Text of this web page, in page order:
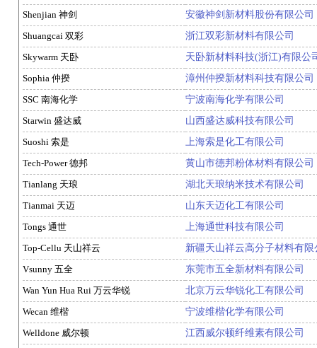
Shenjian 神剑
安徽神剑新材料股份有限公司
Shuangcai 双彩
浙江双彩新材料有限公司
Skywarm 天卧
天卧新材料科技(浙江)有限公
Sophia 仲揆
漳州仲揆新材料科技有限公司
SSC 南海化学
宁波南海化学有限公司
Starwin 盛达威
山西盛达威科技有限公司
Suoshi 索是
上海索是化工有限公司
Tech-Power 德邦
黄山市德邦粉体材料有限公司
Tianlang 天琅
湖北天琅纳米技术有限公司
Tianmai 天迈
山东天迈化工有限公司
Tongs 通世
上海通世科技有限公司
Top-Cellu 天山祥云
新疆天山祥云高分子材料有限
Vsunny 五全
东莞市五全新材料有限公司
Wan Yun Hua Rui 万云华锐
北京万云华锐化工有限公司
Wecan 维楷
宁波维楷化学有限公司
Welldone 威尔顿
江西威尔顿纤维素有限公司